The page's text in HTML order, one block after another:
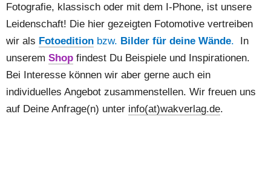
Fotografie, klassisch oder mit dem I-Phone, ist unsere
Leidenschaft! Die hier gezeigten Fotomotive vertreiben
wir als Fotoedition bzw. Bilder für deine Wände. In
unserem Shop findest Du Beispiele und Inspirationen.
Bei Interesse können wir aber gerne auch ein
individuelles Angebot zusammenstellen. Wir freuen uns
auf Deine Anfrage(n) unter info(at)wakverlag.de.